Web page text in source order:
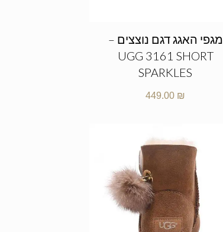
מגפי האגג דגם נוצצים –
UGG 3161 SHORT
SPARKLES
449.00 ₪